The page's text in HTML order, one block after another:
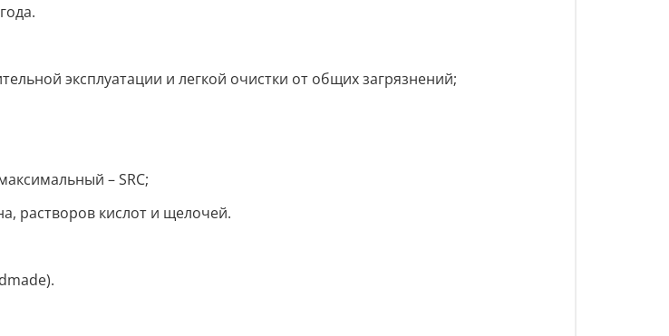
эксплуатации и легкой очистки от общих загрязнений;
– SRC;
растворов кислот и щелочей.